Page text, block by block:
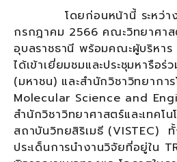
โดยก่อนหน้านี้ ระหว่างวั
กรกฎาคม 2566 คณะวิทยาศา
อุบลราชธานี พร้อมคณะผู้บริหา
ได้เข้าเยี่ยมชมและประชุมหารือ
(มหาชน) และสำนักวิชาวิทยากา
Molecular Science and
สำนักวิชาวิทยาศาสตร์และเทคโ
สถาบันวิทยสิริเมธี (VISTEC) ทั้
ประเด็นการนำงานวิจัยที่อยู่ใน